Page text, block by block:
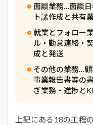
面談業務…面談
ト䛾作成と共有
就業とフォロー
ル・勤怠連絡・
成と発送
その他の業務…
事業報告書等の
ぎ業務・進捗と
上記にある18の工程